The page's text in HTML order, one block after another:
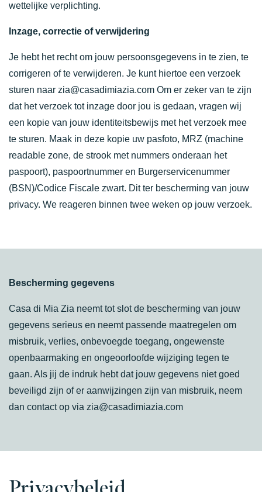
wettelijke verplichting.
Inzage, correctie of verwijdering
Je hebt het recht om jouw persoonsgegevens in te zien, te
corrigeren of te verwijderen. Je kunt hiertoe een verzoek
sturen naar zia@casadimiazia.com Om er zeker van te zijn
dat het verzoek tot inzage door jou is gedaan, vragen wij
een kopie van jouw identiteitsbewijs met het verzoek mee
te sturen. Maak in deze kopie uw pasfoto, MRZ (machine
readable zone, de strook met nummers onderaan het
paspoort), paspoortnummer en Burgerservicenummer
(BSN)/Codice Fiscale zwart. Dit ter bescherming van jouw
privacy. We reageren binnen twee weken op jouw verzoek.
Bescherming gegevens
Casa di Mia Zia neemt tot slot de bescherming van jouw
gegevens serieus en neemt passende maatregelen om
misbruik, verlies, onbevoegde toegang, ongewenste
openbaarmaking en ongeoorloofde wijziging tegen te
gaan. Als jij de indruk hebt dat jouw gegevens niet goed
beveiligd zijn of er aanwijzingen zijn van misbruik, neem
dan contact op via zia@casadimiazia.com